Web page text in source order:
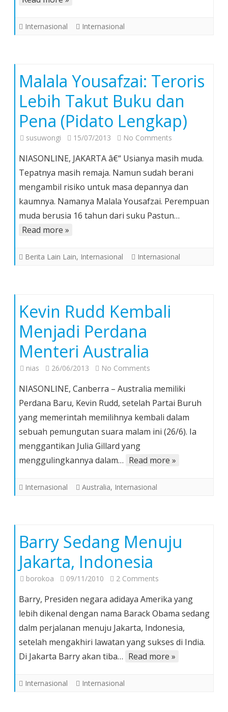
Internasional Internasional
Malala Yousafzai: Teroris
Lebih Takut Buku dan
Pena (Pidato Lengkap)
susuwongi 15/07/2013 No Comments
Yousafzai:
Teroris
Lebih
Takut
Buku
(Pidato
NIASONLINE, JAKARTA â€“ Usianya masih muda.
Tepatnya masih remaja. Namun sudah berani
mengambil risiko untuk masa depannya dan
kaumnya. Namanya Malala Yousafzai. Perempuan
muda berusia 16 tahun dari suku Pastun…
Read more »
Berita Lain Lain, Internasional Internasional
Kevin Rudd Kembali
Menjadi Perdana
Menteri Australia
nias 26/06/2013 No Comments
Rudd
Kembali
Menjadi
Perdana
Australia
NIASONLINE, Canberra – Australia memiliki
Perdana Baru, Kevin Rudd, setelah Partai Buruh
yang memerintah memilihnya kembali dalam
sebuah pemungutan suara malam ini (26/6). Ia
menggantikan Julia Gillard yang
menggulingkannya dalam… Read more »
Internasional Australia, Internasional
Barry Sedang Menuju
Jakarta, Indonesia
borokoa 09/11/2010 2 Comments
Sedang
Menuju
Jakarta,
Indonesia
Barry, Presiden negara adidaya Amerika yang
lebih dikenal dengan nama Barack Obama sedang
dalm perjalanan menuju Jakarta, Indonesia,
setelah mengakhiri lawatan yang sukses di India.
Di Jakarta Barry akan tiba… Read more »
Internasional Internasional